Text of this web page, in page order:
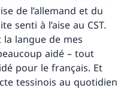
de l’allemand et du
senti à l’aise au CST.
la langue de mes
aidé – tout
pour le français. Et
tessinois au quotidien